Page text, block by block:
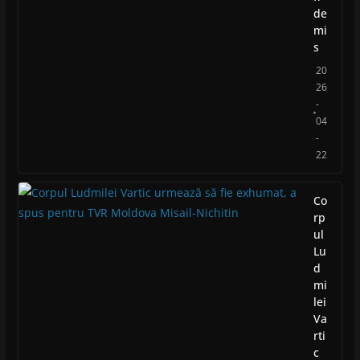
de
mi
s
20
26
-
04
-
22
Co
rp
ul
Lu
d
mi
lei
Va
rti
c